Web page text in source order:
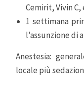
Cemirit, Vivin C,
1 settimana
l’assunzione di
Anestesia:
locale più